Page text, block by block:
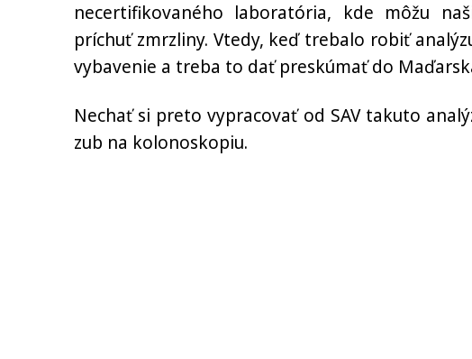
necertifikovaného laboratória, kde môžu
príchuť zmrzliny. Vtedy, keď trebalo robiť
vybavenie a treba to dať preskúmať do
Nechať si preto vypracovať od SAV takuto
zub na kolonoskopiu.